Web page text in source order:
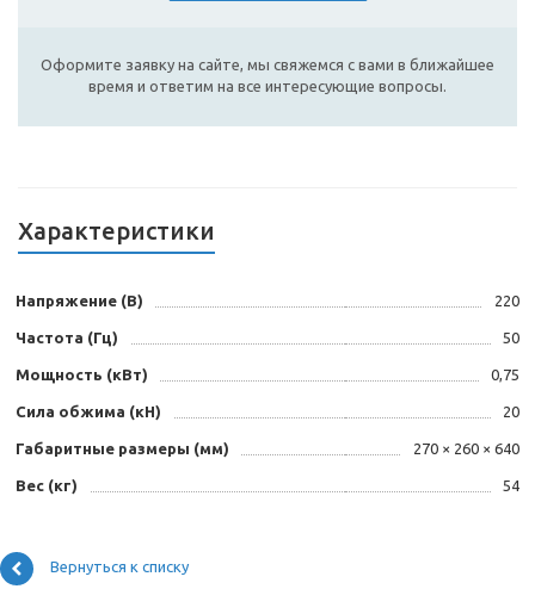
Оформите заявку на сайте, мы свяжемся с вами в ближайшее
время и ответим на все интересующие вопросы.
Характеристики
Напряжение (В) 220
Частота (Гц) 50
Мощность (кВт) 0,75
Сила обжима (кН) 20
Габаритные размеры (мм) 270 × 260 × 640
Вес (кг) 54
Вернуться к списку